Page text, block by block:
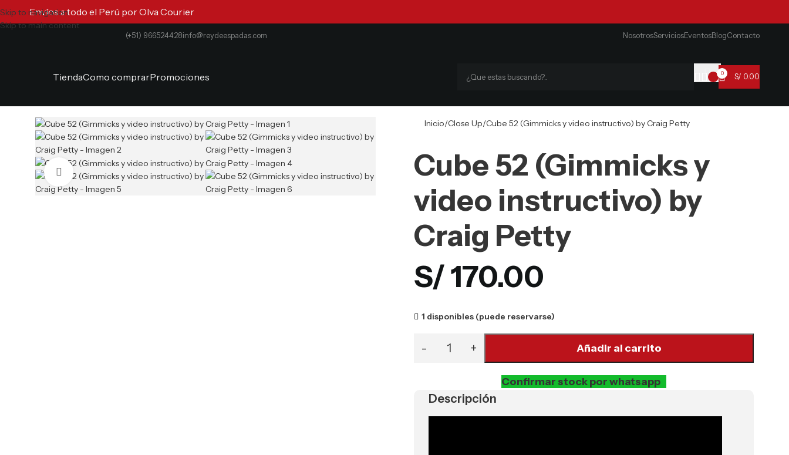
Skip to navigation
Skip to main content
Envíos a todo el Perú por Olva Courier
(+51) 966524428info@reydeespadas.com NosotrosServiciosEventosBlogContacto
TiendaComo comprarPromociones 0 S/ 0.00
Clic para ampliar
Inicio Close Up Cube 52 (Gimmicks y video instructivo) by Craig Petty
Cube 52 (Gimmicks y
video instructivo) by
Craig Petty
S/170.00
1 disponibles (puede reservarse)
Añadir al carrito
Confirmar stock por whatsapp
Descripción